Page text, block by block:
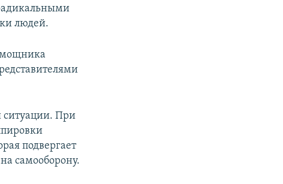
людей.
ситуации. При
подвергает
самооборону.